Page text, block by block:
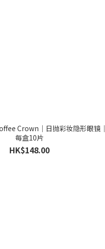
Crown｜日抛彩妆隐形眼镜｜
每盒10片
HK$148.00